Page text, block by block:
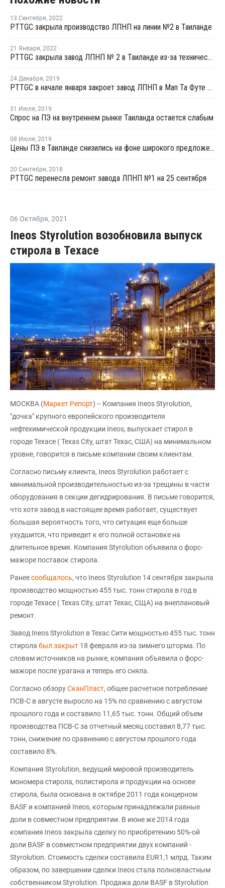
13 Сентября, 2022
PTTGC закрыла производство ЛПНП на линии №2 в Таиланде
21 Января, 2022
PTTGC закрыла завод ЛПНП № 2 в Таиланде из-за технических проблем
24 Декабря, 2019
PTTGC в начале января закроет завод ЛПНП в Мап Та Футе на ремонт
31 Июля, 2019
Спрос на ПЭ на внутреннем рынке Таиланда остается слабым
08 Июля, 2019
Цены ПЭ в Таиланде снизились на фоне широкого предложения импорта
20 Сентября, 2018
PTTGC перенесла ремонт завода ЛПНП №1 на 25 сентября
06 Октября, 2021
Ineos Styrolution возобновила выпуск
стирола в Техасе
МОСКВА (Маркет Репорт) -- Компания Ineos Styrolution,
"дочка" крупного европейского производителя
нефтехимической продукции Ineos, выпускает стирол в
городе Техасе ( Texas City, штат Техас, США) на минимальном
уровне, говорится в письме компании своим клиентам.
Согласно письму клиента, Ineos Styrolution работает с
минимальной производительностью из-за трещины в части
оборудования в секции дегидрирования. В письме говорится,
что хотя завод в настоящее время работает, существует
большая вероятность того, что ситуация еще больше
ухудшится, что приведет к его полной остановке на
длительное время. Компания Styrolution объявила о форс-
мажоре поставок стирола.
Ранеесообщалось, что Ineos Styrolution 14 сентября закрыла
производство мощностью 455 тыс. тонн стирола в год в
городе Техасе ( Texas City, штат Техас, СЩА) на внеплановый
ремонт.
Завод Ineos Styrolution в Техас Сити мощностью 455 тыс. тонн
стирола был закрыт 18 февраля из-за зимнего шторма. По
словам источников на рынке, компания объявила о форс-
мажоре после урагана и теперь его сняла.
Согласно обзоруСканПласт, общее расчетное потребление
ПСВ-С в августе выросло на 15% по сравнению с августом
прошлого года и составило 11,65 тыс. тонн. Общий объем
производства ПСВ-С за отчетный месяц составил 8,77 тыс.
тонн, снижение по сравнению с августом прошлого года
составило 8%.
Компания Styrolution, ведущий мировой производитель
мономера стирола, полистирола и продукции на основе
стирола, была основана в октябре 2011 года концерном
BASF и компанией Ineos, которым принадлежали равные
доли в совместном предприятии. В июне же 2014 года
компания Ineos закрыла сделку по приобретению 50%-ой
доли BASF в совместном предприятии двух компаний -
Styrolution. Стоимость сделки составила EUR1,1 млрд. Таким
образом, по завершении сделки Ineos стала полновластным
собственником Styrolution. Продажа доли BASF в Styrolution